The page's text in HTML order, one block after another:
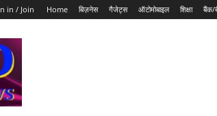
in / Join Home बिज़नेस गैजेट्स ऑटोमोबाइल शिक्षा बैंक/